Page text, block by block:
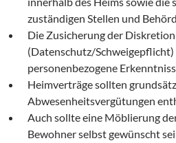
zuständigen Stellen und
Die Zusicherung der Diskretion
(Datenschutz/
personenbezogene
Heimverträge sollten
Abwesenheitsvergütungen
Auch sollte eine Möblierung
Bewohner selbst gewünscht